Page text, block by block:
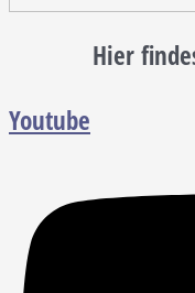
Hier
Youtube